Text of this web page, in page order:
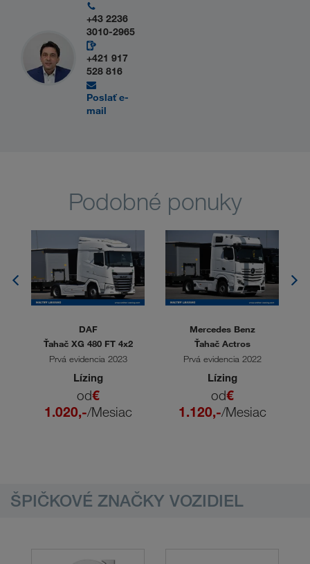
+43 2236
3010-2965
+421 917
528 816
Poslať e-
mail
Podobné ponuky
DAF
Ťahač XG 480 FT 4x2
Prvá evidencia 2023
Lízing
od€
1.020,-/Mesiac
Mercedes Benz
Ťahač Actros
Prvá evidencia 2022
Lízing
od€
1.120,-/Mesiac
ŠPIČKOVÉ ZNAČKY VOZIDIEL